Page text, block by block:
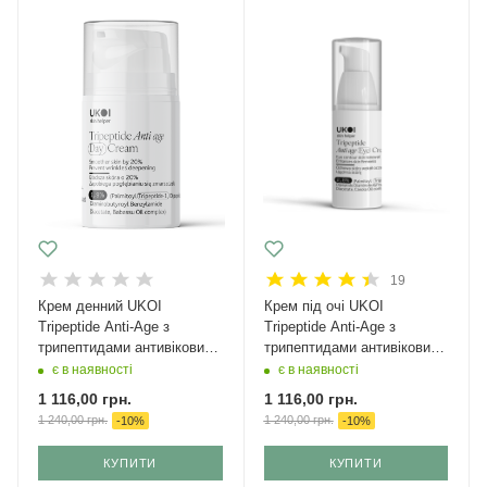
Крем денний UKOI
Tripeptide Anti-Age з
трипептидами антивіковий
50 мл
є в наявності
1 116,00 грн.
1 240,00грн. -10%
КУПИТИ
19
Крем під очі UKOI
Tripeptide Anti-Age з
трипептидами антивіковий
30 мл
є в наявності
1 116,00грн.
1 240,00грн. -10%
КУПИТИ